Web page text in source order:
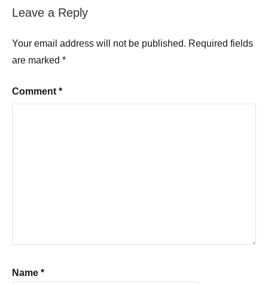
Leave a Reply
Your email address will not be published. Required fields
are marked *
Comment *
Name *